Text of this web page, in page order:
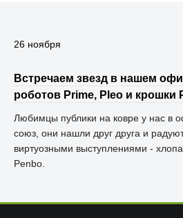
26 ноября
Встречаем звезд в нашем
роботов Prime, Pleo и крошки
Любимцы публики на ковре у нас в
союз, они нашли друг друга и
виртуозными выступлениями -
Penbo.